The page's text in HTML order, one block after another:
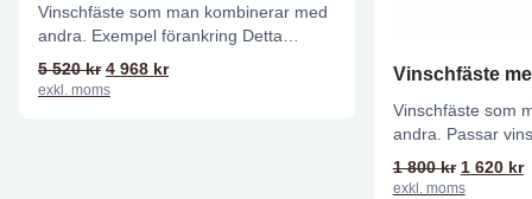
Vinschfäste som man kombinerar med
andra. Exempel förankring Detta
förankringssystem tillåter dig att fästa
vinschen...
5 520kr Det ursprungliga priset var: 5 520 kr.
4 968 krDet nuvarande priset är: 4 968 kr.
exkl. moms
Vinschfäste
Vinschfäste som
andra. Passar
PCW3000,
PCW5000-HS
1 800kr Det
1 620 kr
exkl. moms